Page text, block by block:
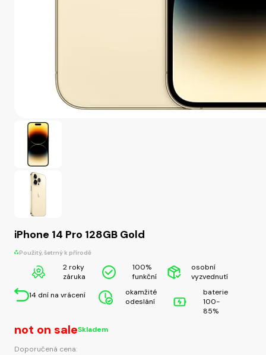
iPhone 14 Pro 128GB Gold
Použitý, šetrný k přírodě
2 roky
záruka
100%
funkční
osobní
vyzvednutí
14 dní na vrácení
okamžité
odeslání
baterie
100-
85%
not on saleSkladem
Doporučená cena: